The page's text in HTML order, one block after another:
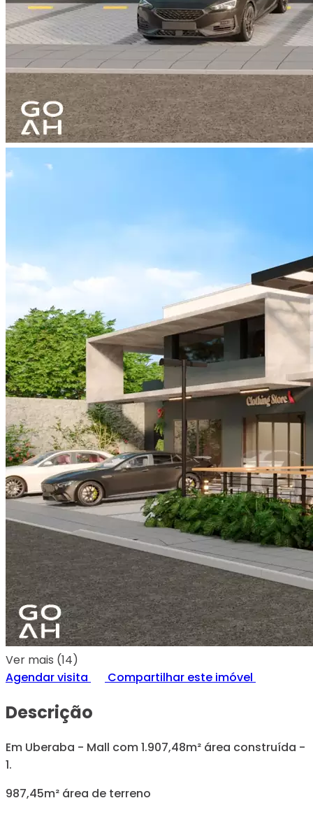
Ver mais (14)
Agendar visita
Compartilhar este imóvel
Descrição
Em Uberaba - Mall com 1.907,48m² área construída -
1.
987,45m² área de terreno